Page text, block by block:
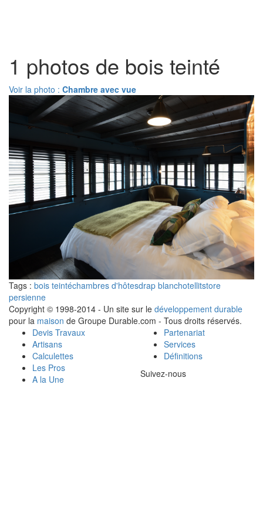
1 photos de bois teinté
Voir la photo : Chambre avec vue
Tags : bois teintéchambres d'hôtesdrap blanchotellitstore
persienne
Copyright © 1998-2014 - Un site sur le développement durable
pour la maison de Groupe Durable.com - Tous droits réservés.
Devis Travaux
Artisans
Calculettes
Les Pros
A la Une
Partenariat
Services
Définitions
Suivez-nous